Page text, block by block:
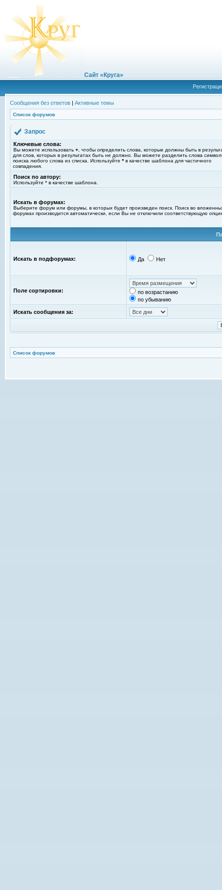
Сайт «Круга»
Сообщения без ответов | Активные темы
Список форумов
Запрос
Ключевые слова:
Вы можете использовать + , чтобы определить слова, которые должны быть в
для слов, которых в результатах быть не должно. Вы можете разделить слова
поиска любого слова из списка. Используйте * в качестве шаблона для частичного
совпадения.
Поиск по автору:
Используйте * в качестве шаблона.
Искать в форумах:
Выберите форум или форумы, в которых будет произведен поиск. Поиск во
форумах производится автоматически, если Вы не отключили соответствующую
Искать в подфорумах: Да Нет
Поле сортировки:
по возрастанию
по убыванию
Искать сообщения за:
Список форумов